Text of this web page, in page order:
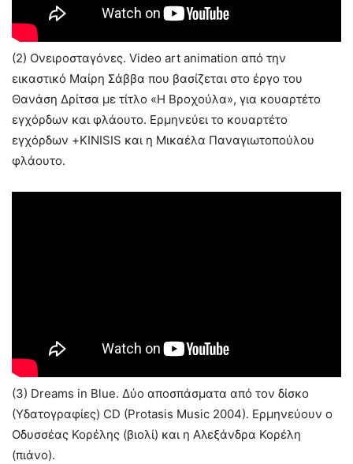
(2) Ονειροσταγόνες. Video art animation από την
εικαστικό Μαίρη Σάββα που βασίζεται στο έργο του
Θανάση Δρίτσα με τίτλο «Η Βροχούλα», για κουαρτέτο
εγχόρδων και φλάουτο. Ερμηνεύει το κουαρτέτο
εγχόρδων +KINISIS και η Μικαέλα Παναγιωτοπούλου
φλάουτο.
(3) Dreams in Blue. Δύο αποσπάσματα από τον δίσκο
(Υδατογραφίες) CD (Protasis Music 2004). Ερμηνεύουν ο
Οδυσσέας Κορέλης (βιολί) και η Αλεξάνδρα Κορέλη
(πιάνο).